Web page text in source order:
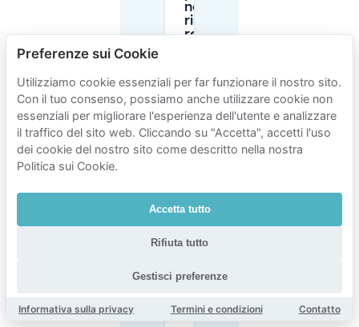
nella zona
riservata ai
residenti a
Il P+R
Luchtbal
è aperto
24/7 e
qual è il
dei
veicoli?
Il P+R
ha punti di
per auto
elettriche?
Preferenze sui Cookie
Utilizziamo cookie essenziali per far funzionare il nostro sito.
Con il tuo consenso, possiamo anche utilizzare cookie non
essenziali per migliorare l'esperienza dell'utente e analizzare
il traffico del sito web. Cliccando su "Accetta", accetti l'uso
dei cookie del nostro sito come descritto nella nostra
Politica sui Cookie.
Accetta tutto
Rifiuta tutto
Gestisci preferenze
Informativa sulla privacy Termini e condizioni Contatto